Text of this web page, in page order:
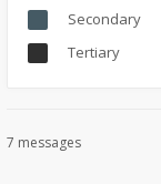
Secondary
Tertiary
7 messages